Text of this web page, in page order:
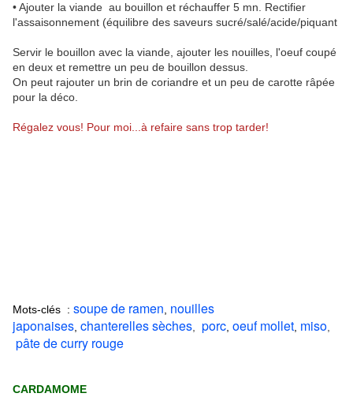
• Ajouter la viande au bouillon et réchauffer 5 mn. Rectifier
l'assaisonnement (équilibre des saveurs sucré/salé/acide/piquant
Servir le bouillon avec la viande, ajouter les nouilles, l'oeuf coupé
en deux et remettre un peu de bouillon dessus.
On peut rajouter un brin de coriandre et un peu de carotte râpée
pour la déco.
Régalez vous! Pour moi...à refaire sans trop tarder!
Mots-clés : soupe de ramen nouilles
japonaises chanterelles sèches porc oeuf mollet miso
pâte de curry rouge
CARDAMOME